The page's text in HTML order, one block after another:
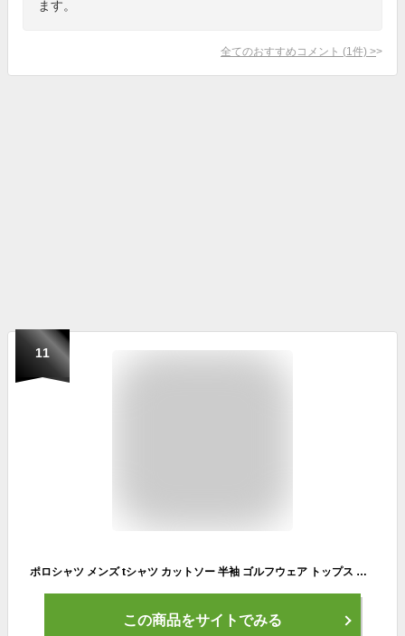
ます。
全てのおすすめコメント (1 件) >
11
ポロシャツ メンズ tシャツ カットソー 半袖 ゴルフウェア トップス カジュアル 春 夏 メンズファッション ブラック グレー ネイビー ホワイト バレンタイン 2024 黒 白 青 緑 紫 赤 ポロシャツ 長袖 ゴルフ 父の日 大きいサイズ
この商品をサイトでみる